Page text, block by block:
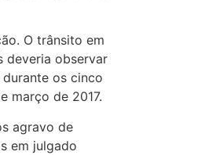
O trânsito em
deveria observar
os cinco
março de 2017.
agravo de
em julgado